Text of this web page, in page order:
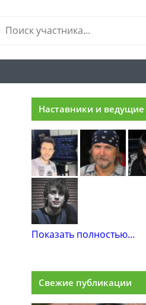
Наставники и ведущие
Показать полностью...
Свежие публикации